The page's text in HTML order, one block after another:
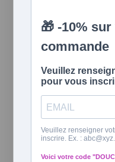
secondes pour
pas dépasser le
que la bouillotte
de la donner à
directement sur
Pour réchauffer
attendre que
température
heures). Cette